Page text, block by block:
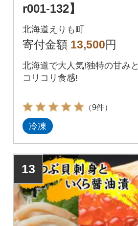
r001-132】
北海道えりも町
寄付金額 13,500円
北海道で大人気!独特の甘みと
コリコリ食感!
（9件）
冷凍
13